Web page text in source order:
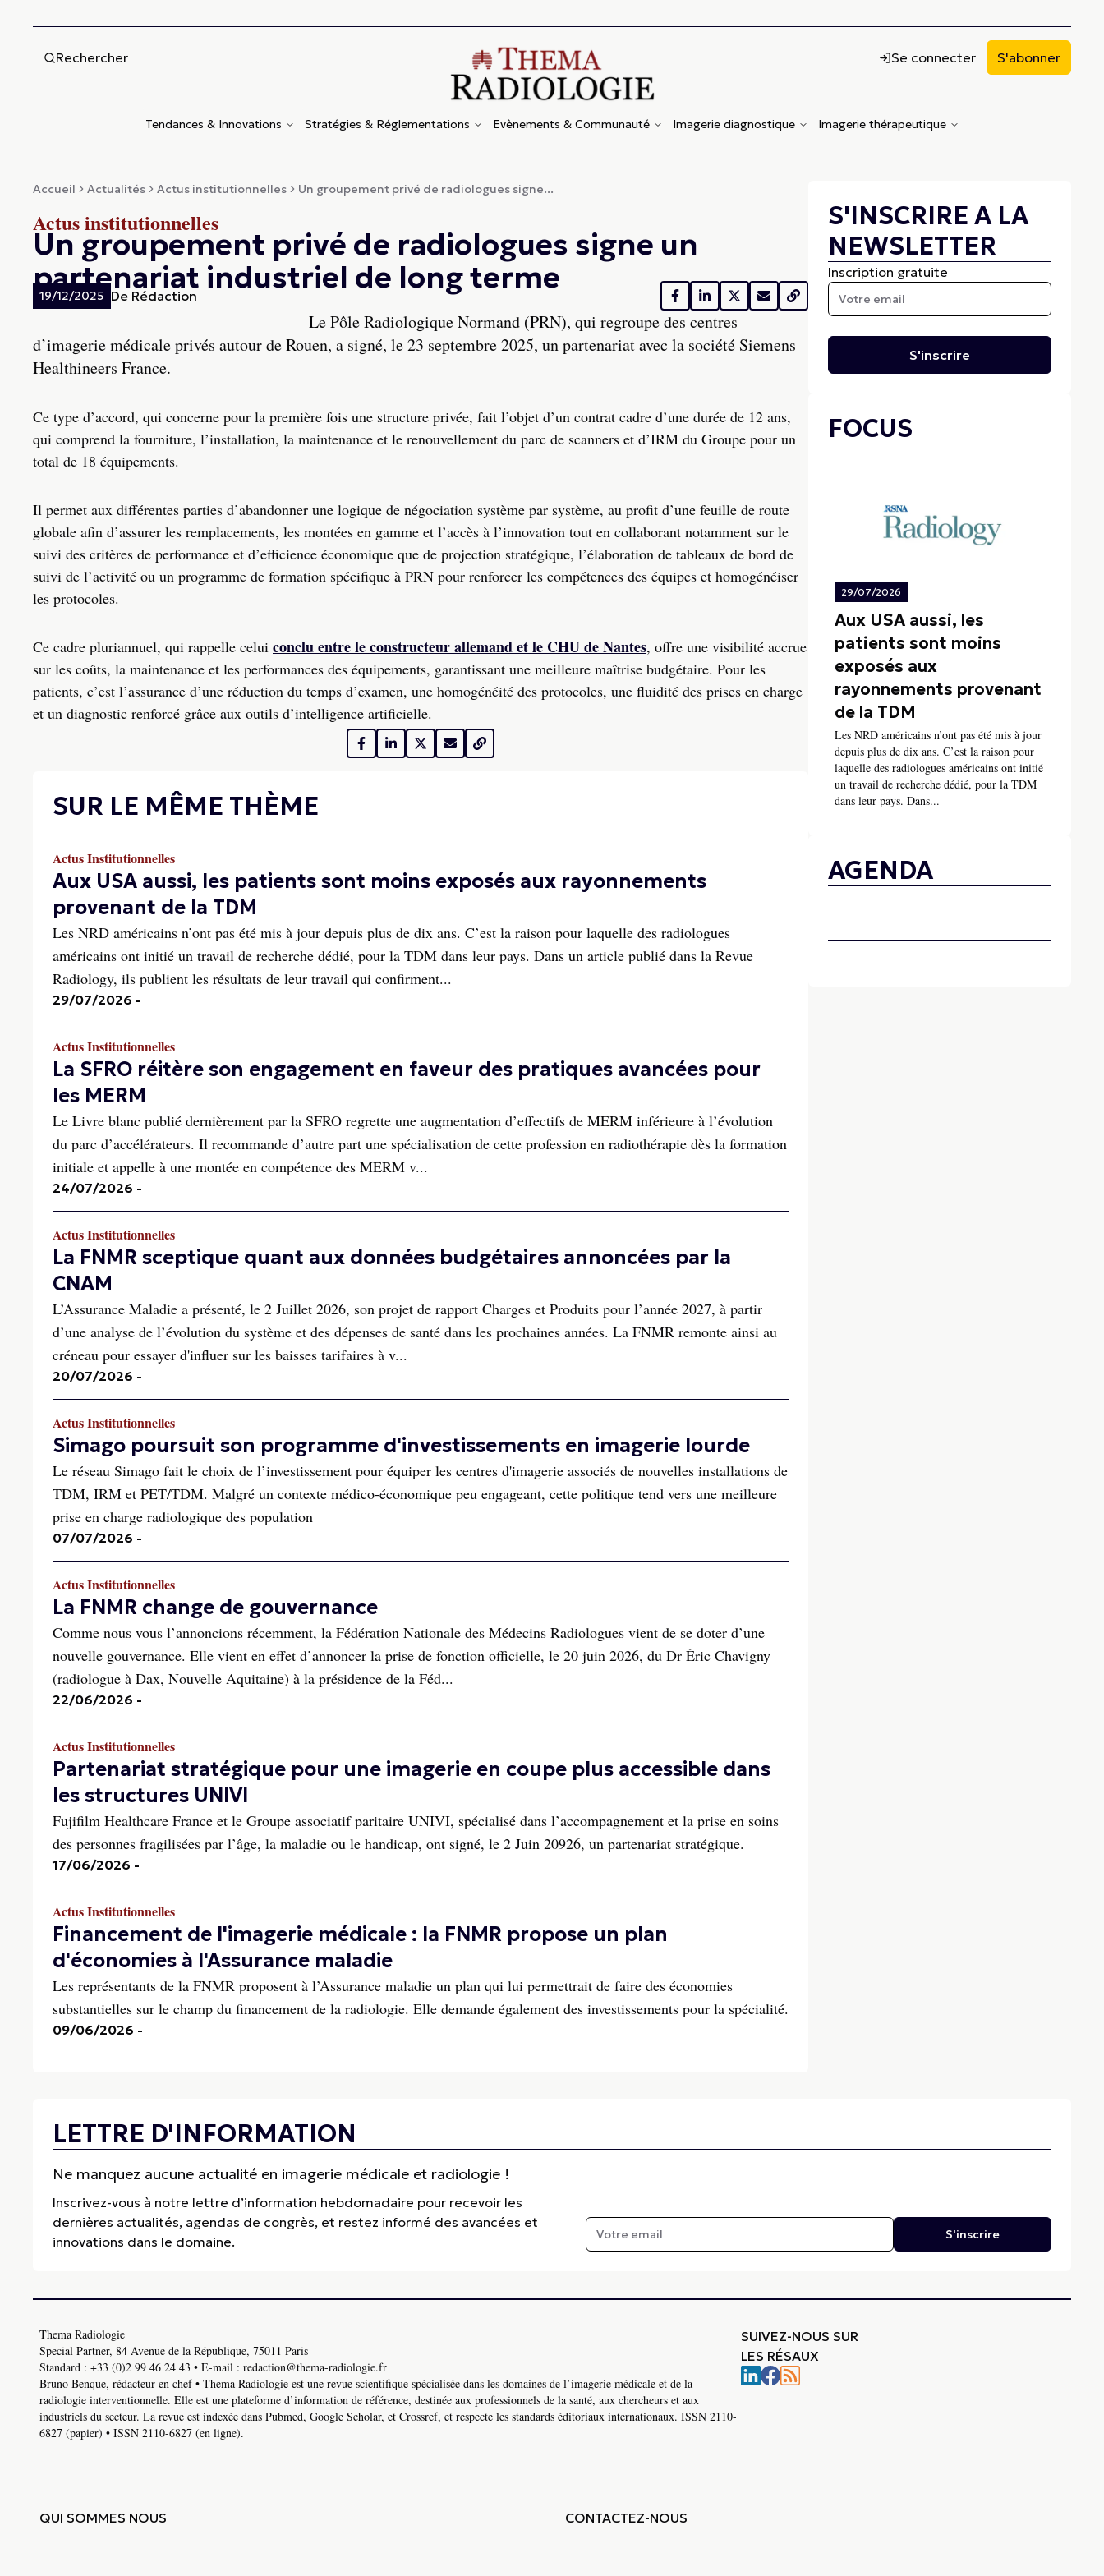
Rechercher Se connecter S'abonner
Tendances & Innovations Stratégies & Réglementations Evènements & Communauté Imagerie diagnostique Imagerie thérapeutique
Accueil Actualités Actus institutionnelles Un groupement privé de radiologues signe...
Actus institutionnelles
Un groupement privé de radiologues signe un
partenariat industriel de long terme
19/12/2025 De Rédaction
Le Pôle Radiologique Normand (PRN), qui regroupe des centres
d’imagerie médicale privés autour de Rouen, a signé, le 23 septembre 2025, un partenariat avec la société Siemens
Healthineers France.
Ce type d’accord, qui concerne pour la première fois une structure privée, fait l’objet d’un contrat cadre d’une durée de 12 ans,
qui comprend la fourniture, l’installation, la maintenance et le renouvellement du parc de scanners et d’IRM du Groupe pour un
total de 18 équipements.
Il permet aux différentes parties d’abandonner une logique de négociation système par système, au profit d’une feuille de route
globale afin d’assurer les remplacements, les montées en gamme et l’accès à l’innovation tout en collaborant notamment sur le
suivi des critères de performance et d’efficience économique que de projection stratégique, l’élaboration de tableaux de bord de
suivi de l’activité ou un programme de formation spécifique à PRN pour renforcer les compétences des équipes et homogénéiser
les protocoles.
Ce cadre pluriannuel, qui rappelle celui conclu entre le constructeur allemand et le CHU de Nantes, offre une visibilité accrue
sur les coûts, la maintenance et les performances des équipements, garantissant une meilleure maîtrise budgétaire. Pour les
patients, c’est l’assurance d’une réduction du temps d’examen, une homogénéité des protocoles, une fluidité des prises en charge
et un diagnostic renforcé grâce aux outils d’intelligence artificielle.
SUR LE MÊME THÈME
Actus Institutionnelles
Aux USA aussi, les patients sont moins exposés aux rayonnements
provenant de la TDM
Les NRD américains n’ont pas été mis à jour depuis plus de dix ans. C’est la raison pour laquelle des radiologues
américains ont initié un travail de recherche dédié, pour la TDM dans leur pays. Dans un article publié dans la Revue
Radiology, ils publient les résultats de leur travail qui confirment...
29/07/2026 -
Actus Institutionnelles
La SFRO réitère son engagement en faveur des pratiques avancées pour
les MERM
Le Livre blanc publié dernièrement par la SFRO regrette une augmentation d’effectifs de MERM inférieure à l’évolution
du parc d’accélérateurs. Il recommande d’autre part une spécialisation de cette profession en radiothérapie dès la formation
initiale et appelle à une montée en compétence des MERM v...
24/07/2026 -
Actus Institutionnelles
La FNMR sceptique quant aux données budgétaires annoncées par la
CNAM
L’Assurance Maladie a présenté, le 2 Juillet 2026, son projet de rapport Charges et Produits pour l’année 2027, à partir
d’une analyse de l’évolution du système et des dépenses de santé dans les prochaines années. La FNMR remonte ainsi au
créneau pour essayer d'influer sur les baisses tarifaires à v...
20/07/2026 -
Actus Institutionnelles
Simago poursuit son programme d'investissements en imagerie lourde
Le réseau Simago fait le choix de l’investissement pour équiper les centres d'imagerie associés de nouvelles installations de
TDM, IRM et PET/TDM. Malgré un contexte médico-économique peu engageant, cette politique tend vers une meilleure
prise en charge radiologique des population
07/07/2026 -
Actus Institutionnelles
La FNMR change de gouvernance
Comme nous vous l’annoncions récemment, la Fédération Nationale des Médecins Radiologues vient de se doter d’une
nouvelle gouvernance. Elle vient en effet d’annoncer la prise de fonction officielle, le 20 juin 2026, du Dr Éric Chavigny
(radiologue à Dax, Nouvelle Aquitaine) à la présidence de la Féd...
22/06/2026 -
Actus Institutionnelles
Partenariat stratégique pour une imagerie en coupe plus accessible dans
les structures UNIVI
Fujifilm Healthcare France et le Groupe associatif paritaire UNIVI, spécialisé dans l’accompagnement et la prise en soins
des personnes fragilisées par l’âge, la maladie ou le handicap, ont signé, le 2 Juin 20926, un partenariat stratégique.
17/06/2026 -
Actus Institutionnelles
Financement de l'imagerie médicale : la FNMR propose un plan
d'économies à l'Assurance maladie
Les représentants de la FNMR proposent à l’Assurance maladie un plan qui lui permettrait de faire des économies
substantielles sur le champ du financement de la radiologie. Elle demande également des investissements pour la spécialité.
09/06/2026 -
S'INSCRIRE A LA
NEWSLETTER
Inscription gratuite
S'inscrire
FOCUS
29/07/2026
Aux USA aussi, les
patients sont moins
exposés aux
rayonnements provenant
de la TDM
Les NRD américains n’ont pas été mis à jour
depuis plus de dix ans. C’est la raison pour
laquelle des radiologues américains ont initié
un travail de recherche dédié, pour la TDM
dans leur pays. Dans...
AGENDA
LETTRE D'INFORMATION
Ne manquez aucune actualité en imagerie médicale et radiologie !
Inscrivez-vous à notre lettre d’information hebdomadaire pour recevoir les
dernières actualités, agendas de congrès, et restez informé des avancées et
innovations dans le domaine.
S'inscrire
Thema Radiologie
Special Partner, 84 Avenue de la République, 75011 Paris
Standard : +33 (0)2 99 46 24 43 • E-mail : redaction@thema-radiologie.fr
Bruno Benque, rédacteur en chef • Thema Radiologie est une revue scientifique spécialisée dans les domaines de l’imagerie médicale et de la
radiologie interventionnelle. Elle est une plateforme d’information de référence, destinée aux professionnels de la santé, aux chercheurs et aux
industriels du secteur. La revue est indexée dans Pubmed, Google Scholar, et Crossref, et respecte les standards éditoriaux internationaux. ISSN 2110-
6827 (papier) • ISSN 2110-6827 (en ligne).
SUIVEZ-NOUS SUR
LES RÉSAUX
QUI SOMMES NOUS CONTACTEZ-NOUS